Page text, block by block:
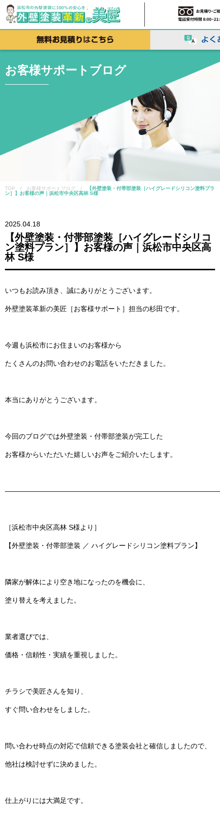
お客様サポートブログ
TOP / お客様サポートブログ /
【外壁塗装・付帯部塗装［ハイグレードシリコン塗料プラ
ン］】お客様の声｜浜松市中央区高林 S様
2025.04.18
【外壁塗装・付帯部塗装［ハイグレードシリコ
ン塗料プラン］】お客様の声｜浜松市中央区高
林 S様
いつもお読み頂き、誠にありがとうございます。
外壁塗装革新の美匠［お客様サポート］担当の杉田です。
今週も浜松市にお住まいのお客様から
たくさんのお問い合わせのお電話をいただきました。
本当にありがとうございます。
今回のブログでは外壁塗装・付帯部塗装が完工した
お客様からいただいた嬉しいお声をご紹介いたします。
［浜松市中央区高林 S様より］
【外壁塗装・付帯部塗装 ／ ハイグレードシリコン塗料プラン】
隣家が解体により空き地になったのを機会に、
塗り替えを考えました。
業者選びでは、
価格・信頼性・実績を重視しました。
チラシで美匠さんを知り、
すぐ問い合わせをしました。
問い合わせ時点の対応で信頼できる塗装会社と確信しましたので、
他社は検討せずに決めました。
仕上がりには大満足です。